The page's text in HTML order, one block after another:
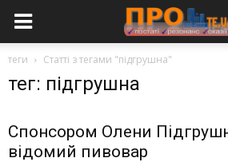
теги Статті з тегами "підгрушна"
тег: підгрушна
Спонсором Олени
відомий пивовар